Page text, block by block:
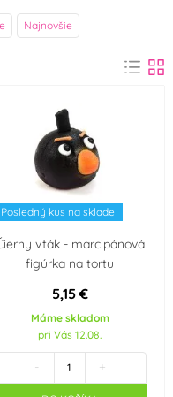
Černá (2)
Modrá (1)
Žlutá (1)
Najnovšie
Posledný kus na sklade
vták - marcipánová
figúrka na tortu
5,15 €
Máme skladom
pri Vás 12.08.
- +